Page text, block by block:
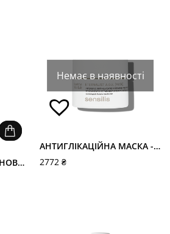
АНТИГЛІКАЦІЙНА ВІДНОВЛЮВАЛЬНА СИРОВАТКА - ETERNALIST A.G.E. SERUM AL
Немає в наявності
АНТИГЛІКАЦІЙНА МАСКА - ETERNALIST A.G.E. [MASK]
2772 ₴